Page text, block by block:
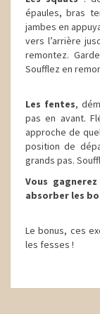
épaules, bras
jambes en
vers l’arrière
remontez.
Soufflez en
Les fentes,
pas en avant.
approche de
position de
grands pas.
Vous
absorber les
Le bonus, ces
les fesses !